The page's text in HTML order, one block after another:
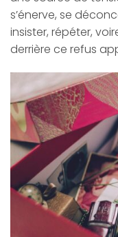
s’énerve, se
insister, répéter,
derrière ce refus